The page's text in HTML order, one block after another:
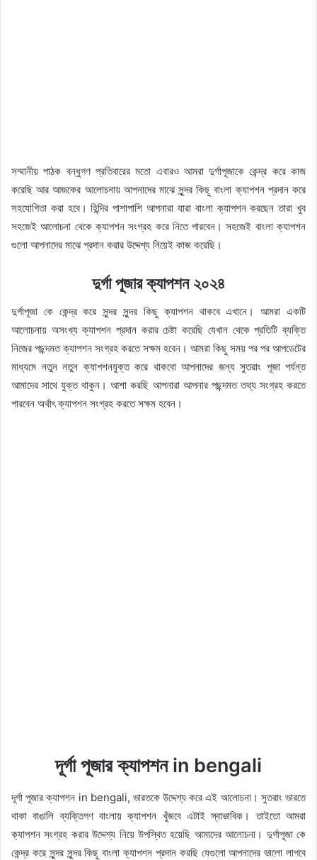
সম্মানীয় পাঠক বন্ধুগণ প্রতিবারের মতো এবারও আমরা দুর্গাপূজাকে কেন্দ্র করে কাজ
করেছি আর আজকের আলোচনায় আপনাদের মাঝে সুন্দর কিছু বাংলা ক্যাপশন প্রদান করে
সহযোগিতা করা হবে। হিন্দির পাশাপাশি আপনারা যারা বাংলা ক্যাপশন করছেন তারা খুব
সহজেই আলোচনা থেকে ক্যাপশন সংগ্রহ করে নিতে পারবেন। সহজেই বাংলা ক্যাপশন
গুলো আপনাদের মাঝে প্রদান করার উদ্দেশ্য নিয়েই কাজ করেছি।
দুর্গা পূজার ক্যাপশন ২০২৪
দুর্গাপূজা কে কেন্দ্র করে সুন্দর সুন্দর কিছু ক্যাপশন থাকবে এখানে। আমরা একটি
আলোচনায় অসংখ্য ক্যাপশন প্রদান করার চেষ্টা করেছি যেখান থেকে প্রতিটি ব্যক্তি
নিজের পছন্দমত ক্যাপশন সংগ্রহ করতে সক্ষম হবেন। আমরা কিছু সময় পর পর আপডেটের
মাধ্যমে নতুন নতুন ক্যাপশনযুক্ত করে থাকবো আপনাদের জন্য সুতরাং পূজা পর্যন্ত
আমাদের সাথে যুক্ত থাকুন। আশা করছি আপনারা আপনার পছন্দমত তথ্য সংগ্রহ করতে
পারবেন অর্থাৎ ক্যাপশন সংগ্রহ করতে সক্ষম হবেন।
দূর্গা পূজার ক্যাপশন in bengali
দূর্গা পূজার ক্যাপশন in bengali, ভারতকে উদ্দেশ্য করে এই আলোচনা। সুতরাং ভারতে
থাকা বাঙালি ব্যক্তিগণ বাংলায় ক্যাপশন খুঁজবে এটাই স্বাভাবিক। তাইতো আমরা
ক্যাপশন সংগ্রহ করার উদ্দেশ্য নিয়ে উপস্থিত হয়েছি আমাদের আলোচনা। দুর্গাপূজা কে
কেন্দ্র করে সুন্দর সুন্দর কিছু বাংলা ক্যাপশন প্রদান করছি যেগুলো আপনাদের ভালো লাগবে